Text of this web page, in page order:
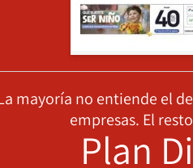
mayoría no entiende el
empresas. El
Plan